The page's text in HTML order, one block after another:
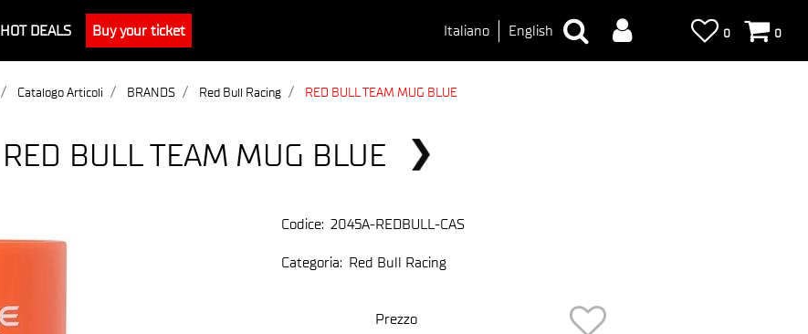
HOT DEALS Buy your ticket Italiano English 0 0
Catalogo Articoli BRANDS Red Bull Racing RED BULL TEAM MUG BLUE
RED BULL TEAM MUG BLUE
Codice: 2045A-REDBULL-CAS
Categoria: Red Bull Racing
Prezzo